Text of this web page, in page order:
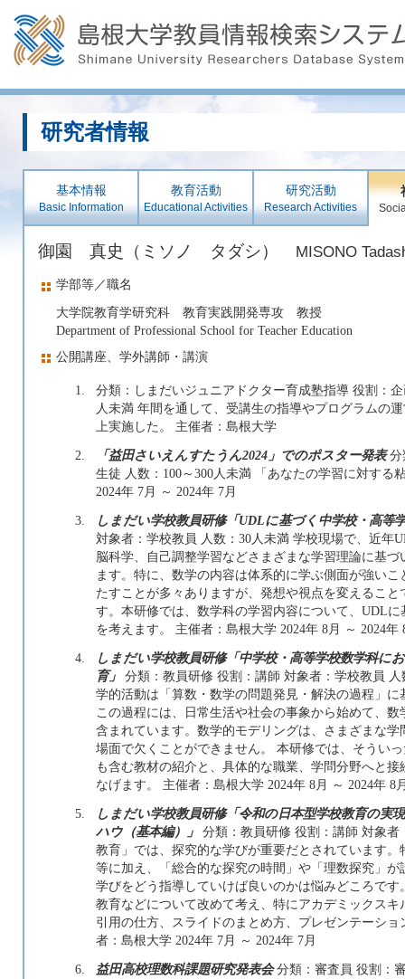
研究者情報
基本情報
Basic Information
教育活動
Educational Activities
研究活動
Research Activities
御園 真史（ミソノ タダシ） MISONO
学部等／職名
大学院教育学研究科 教育実践開発専攻 教授
Department of Professional School for Teacher Education
公開講座、学外講師・講演
1.
分類：しまだいジュニアドクター育成塾指導 役割：
人未満 年間を通して、受講生の指導やプログラムの
上実施した。 主催者：島根大学
2.
「益田さいえんすたうん2024」でのポスター発表分
生徒 人数：100～300人未満 「あなたの学習に対す
2024年 7月 ～ 2024年 7月
3.
しまだい学校教員研修「UDLに基づく中学校・高等
対象者：学校教員 人数：30人未満 学校現場で、近年
脳科学、自己調整学習などさまざまな学習理論に基
ます。特に、数学の内容は体系的に学ぶ側面が強い
たすことが多々ありますが、発想や視点を変えるこ
す。本研修では、数学科の学習内容について、UDL
を考えます。 主催者：島根大学 2024年 8月 ～ 2024年
4.
しまだい学校教員研修「中学校・高等学校数学科
育」
分類：教員研修 役割：講師 対象者：学校教員
学的活動は「算数・数学の問題発見・解決の過程」
この過程には、日常生活や社会の事象から始めて、
含まれています。数学的モデリングは、さまざまな
場面で欠くことができません。 本研修では、そうい
も含む教材の紹介と、具体的な職業、学問分野へと
なげます。 主催者：島根大学 2024年 8月 ～ 2024年 8
5.
しまだい学校教員研修「令和の日本型学校教育の実
ハウ（基本編）」
分類：教員研修 役割：講師 対象
教育」では、探究的な学びが重要だとされています
等に加え、「総合的な探究の時間」や「理数探究」
学びをどう指導していけば良いのかは悩みどころで
教育などについて改めて考え、特にアカデミックス
引用の仕方、スライドのまとめ方、プレゼンテーシ
者：島根大学 2024年 7月 ～ 2024年 7月
6.
益田高校理数科課題研究発表会分類：審査員 役割：